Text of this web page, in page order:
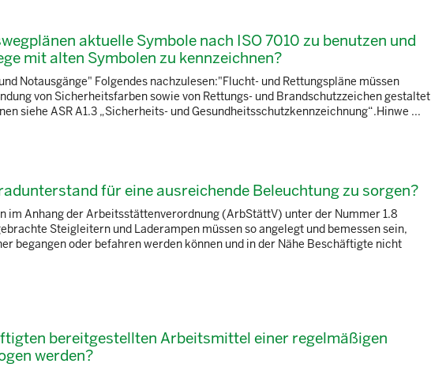
aktuelle Symbole nach ISO 7010 zu benutzen und
mit alten Symbolen zu kennzeichnen?
Notausgänge" Folgendes nachzulesen:"Flucht- und Rettungspläne müssen
von Sicherheitsfarben sowie von Rettungs- und Brandschutzzeichen gestaltet
siehe ASR A1.3 „Sicherheits- und Gesundheitsschutzkennzeichnung“.Hinwe ...
für eine ausreichende Beleuchtung zu sorgen?
im Anhang der Arbeitsstättenverordnung (ArbStättV) unter der Nummer 1.8
Steigleitern und Laderampen müssen so angelegt und bemessen sein,
begangen oder befahren werden können und in der Nähe Beschäftigte nicht
bereitgestellten Arbeitsmittel einer regelmäßigen
werden?